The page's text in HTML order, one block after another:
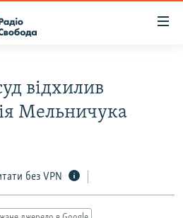
відхилив
Мельничука
без VPN